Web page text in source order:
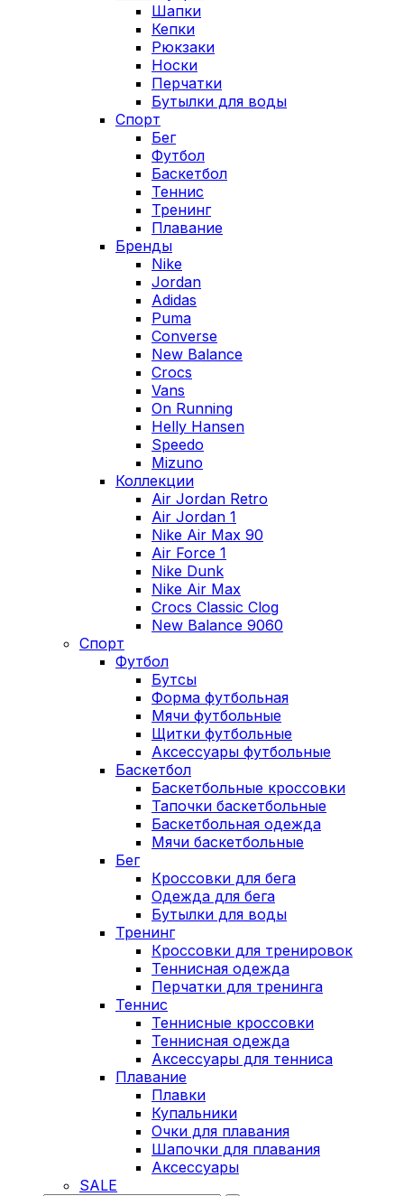
Шапки
Кепки
Рюкзаки
Носки
Перчатки
Бутылки для воды
Спорт
Бег
Футбол
Баскетбол
Теннис
Тренинг
Плавание
Бренды
Nike
Jordan
Adidas
Puma
Converse
New Balance
Crocs
Vans
On Running
Helly Hansen
Speedo
Mizuno
Коллекции
Air Jordan Retro
Air Jordan 1
Nike Air Max 90
Air Force 1
Nike Dunk
Nike Air Max
Crocs Classic Clog
New Balance 9060
Спорт
Футбол
Бутсы
Форма футбольная
Мячи футбольные
Щитки футбольные
Аксессуары футбольные
Баскетбол
Баскетбольные кроссовки
Тапочки баскетбольные
Баскетбольная одежда
Мячи баскетбольные
Бег
Кроссовки для бега
Одежда для бега
Бутылки для воды
Тренинг
Кроссовки для тренировок
Теннисная одежда
Перчатки для тренинга
Теннис
Теннисные кроссовки
Теннисная одежда
Аксессуары для тенниса
Плавание
Плавки
Купальники
Очки для плавания
Шапочки для плавания
Аксессуары
SALE